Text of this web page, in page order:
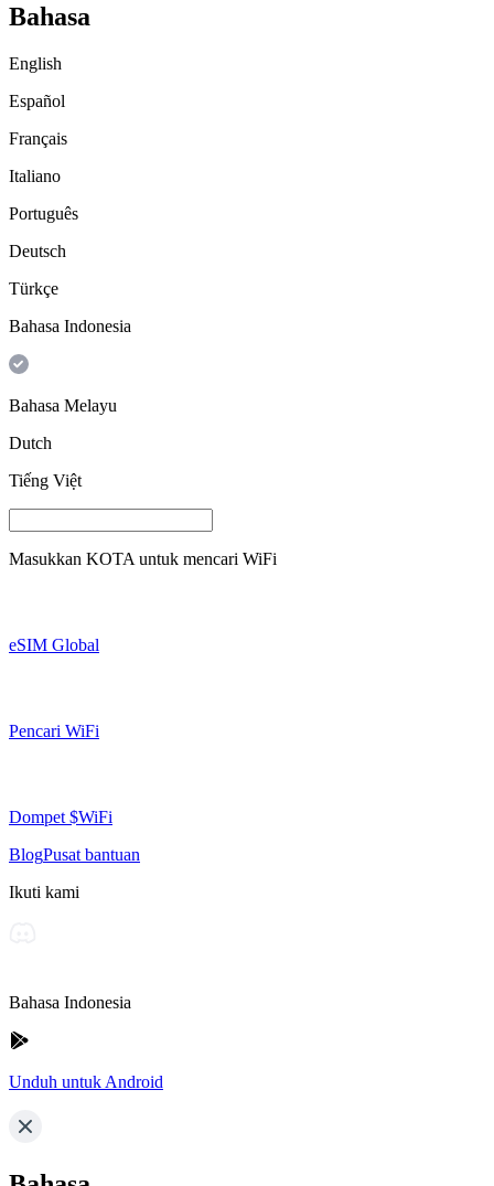
Bahasa
English
Español
Français
Italiano
Português
Deutsch
Türkçe
Bahasa Indonesia
Bahasa Melayu
Dutch
Tiếng Việt
Masukkan KOTA untuk mencari WiFi
eSIM Global
Pencari WiFi
Dompet $WiFi
BlogPusat bantuan
Ikuti kami
Bahasa Indonesia
Unduh untuk Android